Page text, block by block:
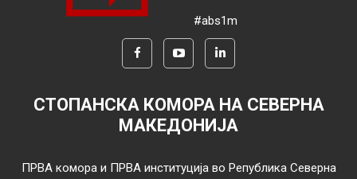
#abs1m
СТОПАНСКА КОМОРА НА СЕВЕРНА
МАКЕДОНИЈА
ПРВА комора и ПРВА институција во Република Северна